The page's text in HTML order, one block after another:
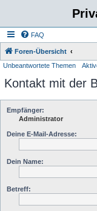
FAQ
Foren-Übersicht
Unbeantwortete Themen
Kontakt mit der
Empfänger:
Administrator
Deine E-Mail-Adresse:
Dein Name:
Betreff: